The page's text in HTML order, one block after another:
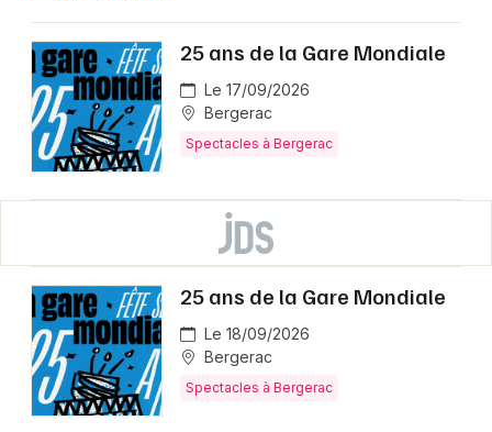
25 ans de la Gare Mondiale
Le 17/09/2026
Bergerac
Spectacles à Bergerac
25 ans de la Gare Mondiale
Le 18/09/2026
Bergerac
Spectacles à Bergerac